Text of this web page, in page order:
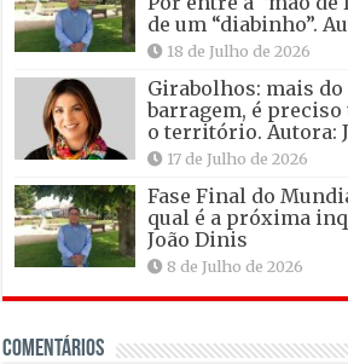
de um “diabinho”.
18 de Julho de 2026
Girabolhos: mais do
barragem, é
o território. Autora:
17 de Julho de 2026
Fase Final do
qual é a próxima
João Dinis
8 de Julho de 2026
Comentários